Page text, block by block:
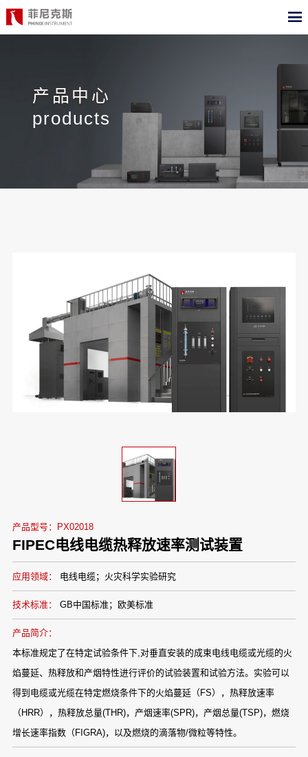
产品中心产品中心
products
产品型号：PX02018
FIPEC电线电缆热释放速率测试装置
应用领域： 电线电缆；火灾科学实验研究
技术标准： GB中国标准；欧美标准
产品简介：
本标准规定了在特定试验条件下,对垂直安装的成束电线电缆或光缆的火
焰蔓延、热释放和产烟特性进行评价的试验装置和试验方法。实验可以
得到电缆或光缆在特定燃烧条件下的火焰蔓延（FS），热释放速率
（HRR），热释放总量(THR)，产烟速率(SPR)，产烟总量(TSP)，燃烧
增长速率指数（FIGRA)，以及燃烧的滴落物/微粒等特性。